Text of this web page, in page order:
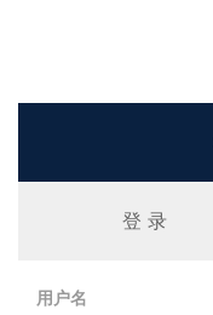
登 录
用户名